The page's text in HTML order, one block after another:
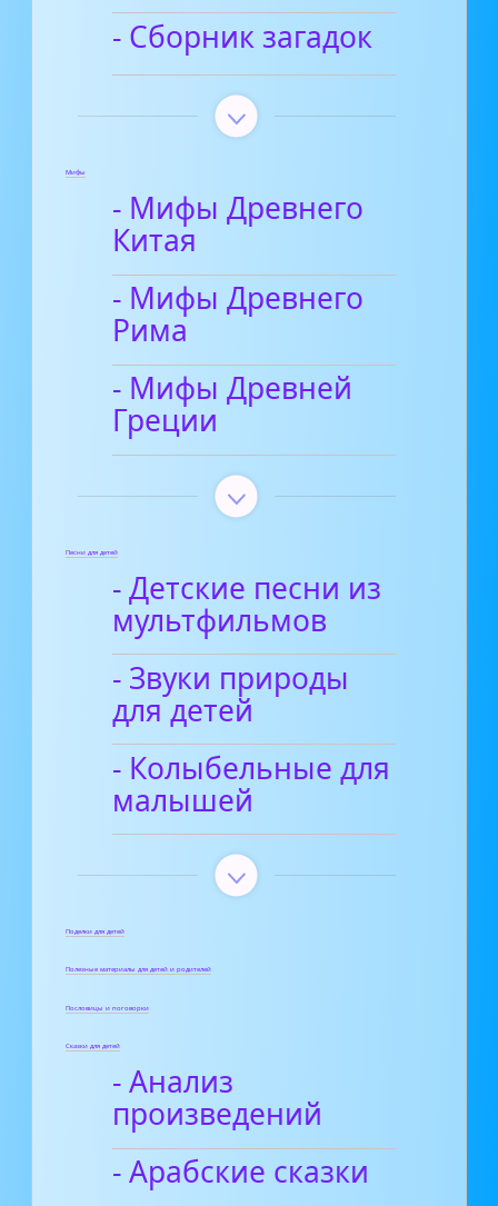
- Сборник загадок
Мифы
- Мифы Древнего
Китая
- Мифы Древнего
Рима
- Мифы Древней
Греции
Песни для детей
- Детские песни из
мультфильмов
- Звуки природы
для детей
- Колыбельные для
малышей
Поделки для детей
Полезные материалы для детей и родителей
Пословицы и поговорки
Сказки для детей
- Анализ
произведений
- Арабские сказки